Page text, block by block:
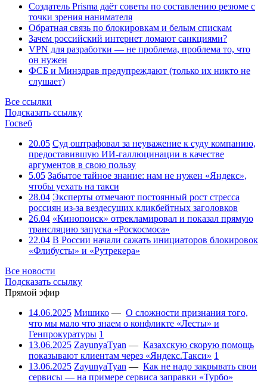
Создатель Prisma даёт советы по составлению резюме с
точки зрения нанимателя
Обратная связь по блокировкам и белым спискам
Зачем российский интернет ломают санкциями?
VPN для разработки — не проблема, проблема то, что
он нужен
ФСБ и Минздрав предупреждают (только их никто не
слушает)
Все ссылки
Подсказать ссылку
Госвеб
20.05 Суд оштрафовал за неуважение к суду компанию,
предоставившую ИИ-галлюцинации в качестве
аргументов в свою пользу
5.05 Забытое тайное знание: нам не нужен «Яндекс»,
чтобы уехать на такси
28.04 Эксперты отмечают постоянный рост стресса
россиян из-за вездесущих кликбейтных заголовков
26.04 «Кинопоиск» отрекламировал и показал прямую
трансляцию запуска «Роскосмоса»
22.04 В России начали сажать инициаторов блокировок
«Флибусты» и «Рутрекера»
Все новости
Подсказать ссылку
Прямой эфир
14.06.2025 Мишико — О сложности признания того,
что мы мало что знаем о конфликте «Лесты» и
Генпрокуратуры 1
13.06.2025 ZayunyaTyan — Казахскую скорую помощь
показывают клиентам через «Яндекс.Такси» 1
13.06.2025 ZayunyaTyan — Как не надо закрывать свои
сервисы — на примере сервиса заправки «Турбо»